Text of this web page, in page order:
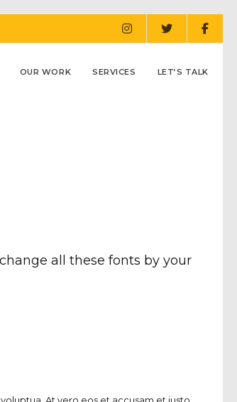
OUR WORK SERVICES LET’S TALK
all these fonts by your